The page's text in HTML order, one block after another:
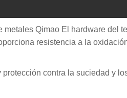
Qimao El hardware del
resistencia a la
contra la suciedad y